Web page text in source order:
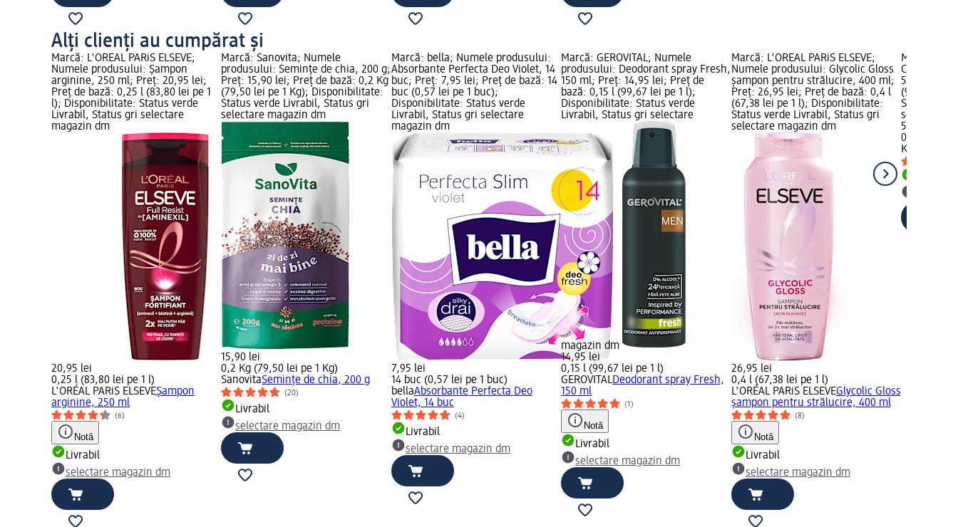
Alți clienți au cumpărat și
Marcă: L'ORÉAL PARiS ELSEVE;
Numele produsului: Şampon
arginine, 250 ml; Preț: 20,95 lei;
Preț de bază: 0,25 l (83,80 lei pe 1
l); Disponibilitate: Status verde
Livrabil, Status gri selectare
magazin dm
20,95 lei
0,25 l (83,80 lei pe 1 l)
L'ORÉAL PARiS ELSEVEŞampon
arginine, 250 ml
(6)
Notă
Livrabil
selectare magazin dm
Marcă: Sanovita; Numele
produsului: Semințe de chia, 200 g;
Preț: 15,90 lei; Preț de bază: 0,2 Kg
(79,50 lei pe 1 Kg); Disponibilitate:
Status verde Livrabil, Status gri
selectare magazin dm
15,90 lei
0,2 Kg (79,50 lei pe 1 Kg)
SanovitaSemințe de chia, 200 g
(20)
Livrabil
selectare magazin dm
Marcă: bella; Numele produsului:
Absorbante Perfecta Deo Violet, 14
buc; Preț: 7,95 lei; Preț de bază: 14
buc (0,57 lei pe 1 buc);
Disponibilitate: Status verde
Livrabil, Status gri selectare
magazin dm
7,95 lei
14 buc (0,57 lei pe 1 buc)
bellaAbsorbante Perfecta Deo
Violet, 14 buc
(4)
Livrabil
selectare magazin dm
Marcă: GEROVITAL; Numele
produsului: Deodorant spray Fresh,
150 ml; Preț: 14,95 lei; Preț de
bază: 0,15 l (99,67 lei pe 1 l);
Disponibilitate: Status verde
Livrabil, Status gri selectare
magazin dm
14,95 lei
0,15 l (99,67 lei pe 1 l)
GEROVITALDeodorant spray Fresh,
150 ml
(1)
Notă
Livrabil
selectare magazin dm
Marcă: L'ORÉAL PARiS ELSEVE;
Numele produsului: Glycolic Gloss
șampon pentru strălucire, 400 ml;
Preț: 26,95 lei; Preț de bază: 0,4 l
(67,38 lei pe 1 l); Disponibilitate:
Status verde Livrabil, Status gri
selectare magazin dm
26,95 lei
0,4 l (67,38 lei pe 1 l)
L'ORÉAL PARiS ELSEVEGlycolic Gloss
șampon pentru strălucire, 400 ml
(8)
Notă
Livrabil
selectare magazin dm
Marcă:
Cremă
5,95 lei;
(99,17 lei
Status
selectare
5,95 lei
0,06 l
Kallos